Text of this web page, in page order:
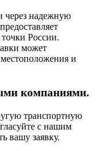
через надежную
России.
может
и
компаниями.
транспортную
с нашим
вашу заявку.